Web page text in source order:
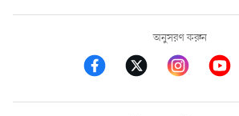
অনুসরণ করুন